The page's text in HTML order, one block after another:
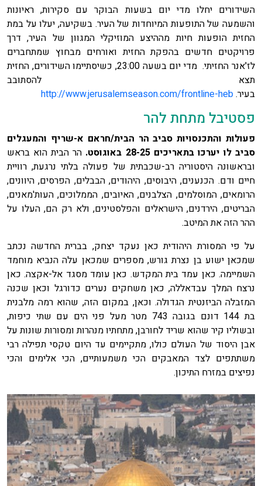
השידורים יחלו מדי יום בשעות הבוקר עם סקירות, ראיונות
והשמעה של התופעות המיוחדות של העיר. בשקיעה, יעלו על במת
החזית הופעות חיות מההיצע המוזיקלי המגוון של העיר, דרך
פרויקטים חדשים בהפקת החזית ואורחים מבחוץ שמתחברים
לז'אנר החזיתי. מדי יום בשעה 23:00, כשיסתיימו השידורים, החזית
תצא להסתובב
בעיר.http://www.jerusalemseason.com/frontline-heb
פסטיבל מתחת להר
פעולות והתכנסויות סביב הר הבית/חראם א-שריף והמעגלים
סביב לו יערכו בתאריכים 28-25 באוגוסט.
הר הבית הוא בראש
ובראשונה היסטוריה רב-שכבתית של פעולה בלתי נרגעת, רוויית
חיים ודם. הכנענים, היבוסים, היהודים, הבבלים, הפרסים, היוונים,
הרומאים, המוסלמים, הצלבנים, האיובים, הממלוכים, העות'מאנים,
הבריטים, הירדנים, הישראלים והפלסטינים, ולא רק הם, העלו על
ההר הזה את המיטב.
על פי המסורת היהודית כאן נעקד יצחק, בברית החדשה נכתב
שמכאן ישוע בן נצרת גורש, מספרים שמכאן עלה הנביא מוחמד
השמיימה. כאן עמד בית המקדש. כאן עומד מסגד אל-אקצה. כאן
נרצח המלך עבדאללה, כאן משחקים נערים כדורגל וכאן שכנה
המזבלה הביזנטית הגדולה. וכאן, במקום הזה, שהוא רמה מלבנית
בת 144 דונם בגובה 743 מטר מעל פני הים עם שתי כיפות,
ובשוליו קיר שהוא שריד לחורבן, מתחתיו מנהרות ומסורות שונות על
אבן היסוד של העולם כולו, מתקיימים עד היום טקסי תפילה רבי
משתתפים לצד המאבקים הכי משמעותיים, הכי אלימים והכי
נפיצים במזרח התיכון.